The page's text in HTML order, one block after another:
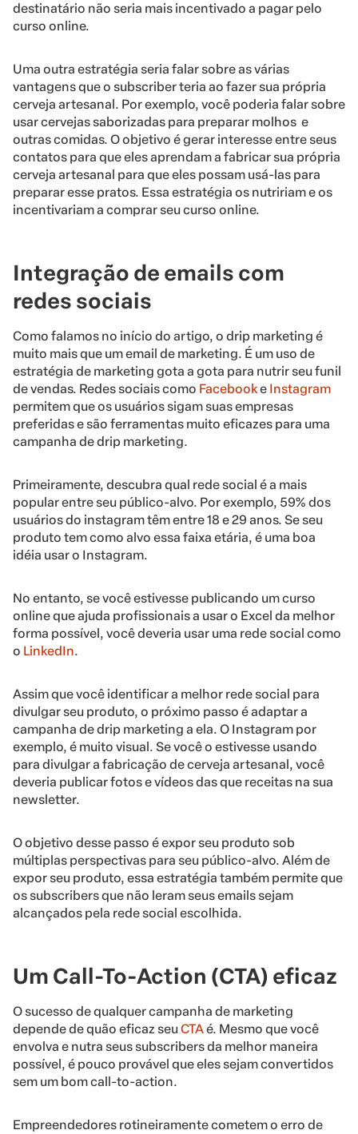
destinatário não seria mais incentivado a pagar pelo
curso online.
Uma outra estratégia seria falar sobre as várias
vantagens que o subscriber teria ao fazer sua própria
cerveja artesanal. Por exemplo, você poderia falar sobre
usar cervejas saborizadas para preparar molhos e
outras comidas. O objetivo é gerar interesse entre seus
contatos para que eles aprendam a fabricar sua própria
cerveja artesanal para que eles possam usá-las para
preparar esse pratos. Essa estratégia os nutririam e os
incentivariam a comprar seu curso online.
Integração de emails com
redes sociais
Como falamos no início do artigo, o drip marketing é
muito mais que um email de marketing. É um uso de
estratégia de marketing gota a gota para nutrir seu funil
de vendas. Redes sociais como Facebooke Instagram
permitem que os usuários sigam suas empresas
preferidas e são ferramentas muito eficazes para uma
campanha de drip marketing.
Primeiramente, descubra qual rede social é a mais
popular entre seu público-alvo. Por exemplo, 59% dos
usuários do instagram têm entre 18 e 29 anos. Se seu
produto tem como alvo essa faixa etária, é uma boa
idéia usar o Instagram.
No entanto, se você estivesse publicando um curso
online que ajuda profissionais a usar o Excel da melhor
forma possível, você deveria usar uma rede social como
o LinkedIn.
Assim que você identificar a melhor rede social para
divulgar seu produto, o próximo passo é adaptar a
campanha de drip marketing a ela. O Instagram por
exemplo, é muito visual. Se você o estivesse usando
para divulgar a fabricação de cerveja artesanal, você
deveria publicar fotos e vídeos das que receitas na sua
newsletter.
O objetivo desse passo é expor seu produto sob
múltiplas perspectivas para seu público-alvo. Além de
expor seu produto, essa estratégia também permite que
os subscribers que não leram seus emails sejam
alcançados pela rede social escolhida.
Um Call-To-Action (CTA) eficaz
O sucesso de qualquer campanha de marketing
depende de quão eficaz seuCTAé. Mesmo que você
envolva e nutra seus subscribers da melhor maneira
possível, é pouco provável que eles sejam convertidos
sem um bom call-to-action.
Empreendedores rotineiramente cometem o erro de